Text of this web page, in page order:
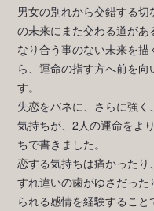
男女の別れから交錯する
の未来にまた交わる道が
なり合う事のない未来を
ら、運命の指す方へ前を
す。
失恋をバネに、さらに強
気持ちが、2人の運命をよ
ちで書きました。
恋する気持ちは痛かったり
すれ違いの歯がゆさだっ
られる感情を経験すること